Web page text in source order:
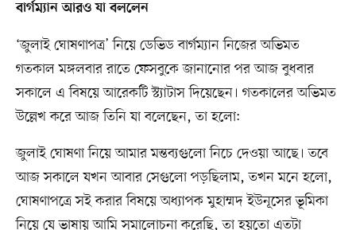
বার্গম্যান আরও যা বললেন
‘জুলাই ঘোষণাপত্র’ নিয়ে ডেভিড বার্গম্যান নিজের অভিমত
গতকাল মঙ্গলবার রাতে ফেসবুকে জানানোর পর আজ বুধবার
সকালে এ বিষয়ে আরেকটি স্ট্যাটাস দিয়েছেন। গতকালের অভিমত
উল্লেখ করে আজ তিনি যা বলেছেন, তা হলো:
জুলাই ঘোষণা নিয়ে আমার মন্তব্যগুলো নিচে দেওয়া আছে। তবে
আজ সকালে যখন আবার সেগুলো পড়ছিলাম, তখন মনে হলো,
ঘোষণাপত্রে সই করার বিষয়ে অধ্যাপক মুহাম্মদ ইউনূসের ভূমিকা
নিয়ে যে ভাষায় আমি সমালোচনা করেছি, তা হয়তো এতটা